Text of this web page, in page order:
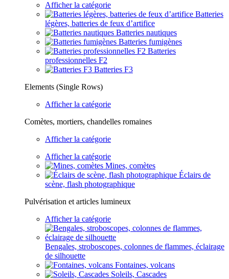
Afficher la catégorie
Batteries
légères, batteries de feux d’artifice
Batteries nautiques
Batteries fumigènes
Batteries
professionnelles F2
Batteries F3
Elements (Single Rows)
Afficher la catégorie
Comètes, mortiers, chandelles romaines
Afficher la catégorie
Afficher la catégorie
Mines, comètes
Éclairs de
scène, flash photographique
Pulvérisation et articles lumineux
Afficher la catégorie
Bengales, stroboscopes, colonnes de flammes, éclairage
de silhouette
Fontaines, volcans
Soleils, Cascades